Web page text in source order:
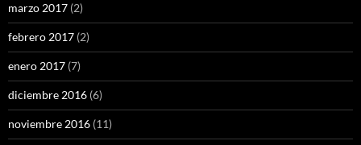
marzo 2017 (2)
febrero 2017 (2)
enero 2017 (7)
diciembre 2016 (6)
noviembre 2016 (11)